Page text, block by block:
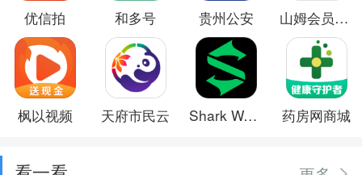
优信拍 和多号 贵州公安 山姆会员商店
枫以视频 天府市民云 Shark Wear 药房网商城